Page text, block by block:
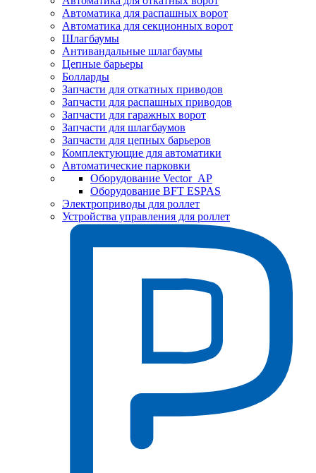
Автоматика для распашных ворот
Автоматика для секционных ворот
Шлагбаумы
Антивандальные шлагбаумы
Цепные барьеры
Болларды
Запчасти для откатных приводов
Запчасти для распашных приводов
Запчасти для гаражных ворот
Запчасти для шлагбаумов
Запчасти для цепных барьеров
Комплектующие для автоматики
Автоматические парковки
Оборудование Vector_AP
Оборудование BFT ESPAS
Электроприводы для роллет
Устройства управления для роллет